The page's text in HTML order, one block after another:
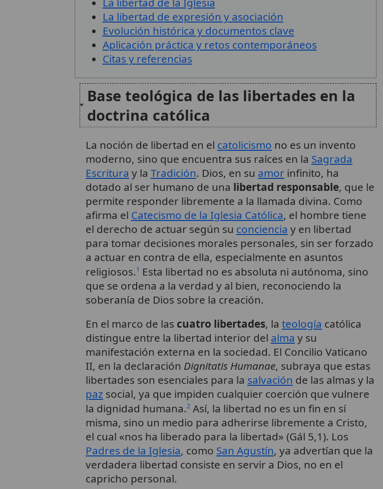
La libertad de expresión y asociación
Evolución histórica y documentos clave
Aplicación práctica y retos contemporáneos
Citas y referencias
Base teológica de las libertades en la
doctrina católica
La noción de libertad en el catolicismo no es un invento
moderno, sino que encuentra sus raíces en la Sagrada
Escritura y la Tradición. Dios, en su amorinfinito, ha
dotado al ser humano de una libertad responsable, que le
permite responder libremente a la llamada divina. Como
afirma el Catecismo de la Iglesia Católica, el hombre tiene
el derecho de actuar según su conciencia y en libertad
para tomar decisiones morales personales, sin ser forzado
a actuar en contra de ella, especialmente en asuntos
religiosos.1 Esta libertad no es absoluta ni autónoma, sino
que se ordena a la verdad y al bien, reconociendo la
soberanía de Dios sobre la creación.
En el marco de las cuatro libertades, la teología católica
distingue entre la libertad interior del alma y su
manifestación externa en la sociedad. El Concilio Vaticano
II, en la declaración Dignitatis Humanae, subraya que estas
libertades son esenciales para la salvación de las almas y la
paz social, ya que impiden cualquier coerción que vulnere
la dignidad humana.2Así, la libertad no es un fin en sí
misma, sino un medio para adherirse libremente a Cristo,
el cual «nos ha liberado para la libertad» (Gál 5,1). Los
Padres de la Iglesia, como San Agustín, ya advertían que la
verdadera libertad consiste en servir a Dios, no en el
capricho personal.